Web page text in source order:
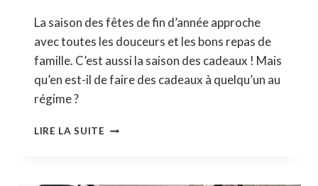
La saison des fêtes de fin d’année approche
avec toutes les douceurs et les bons repas de
famille. C’est aussi la saison des cadeaux ! Mais
qu’en est-il de faire des cadeaux à quelqu’un au
régime ?
LIRE LA SUITE TOP